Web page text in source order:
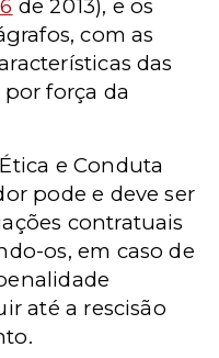
de 2013), e os
com as
das
força da
e Conduta
pode e deve ser
contratuais
os, em caso de
até a rescisão